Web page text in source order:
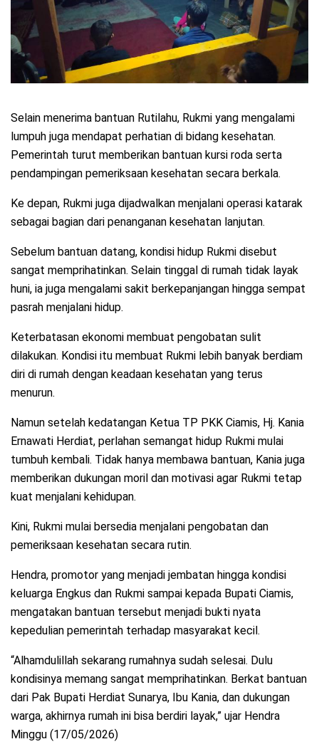
Selain menerima bantuan Rutilahu, Rukmi yang mengalami
lumpuh juga mendapat perhatian di bidang kesehatan.
Pemerintah turut memberikan bantuan kursi roda serta
pendampingan pemeriksaan kesehatan secara berkala.
Ke depan, Rukmi juga dijadwalkan menjalani operasi katarak
sebagai bagian dari penanganan kesehatan lanjutan.
Sebelum bantuan datang, kondisi hidup Rukmi disebut
sangat memprihatinkan. Selain tinggal di rumah tidak layak
huni, ia juga mengalami sakit berkepanjangan hingga sempat
pasrah menjalani hidup.
Keterbatasan ekonomi membuat pengobatan sulit
dilakukan. Kondisi itu membuat Rukmi lebih banyak berdiam
diri di rumah dengan keadaan kesehatan yang terus
menurun.
Namun setelah kedatangan Ketua TP PKK Ciamis, Hj. Kania
Ernawati Herdiat, perlahan semangat hidup Rukmi mulai
tumbuh kembali. Tidak hanya membawa bantuan, Kania juga
memberikan dukungan moril dan motivasi agar Rukmi tetap
kuat menjalani kehidupan.
Kini, Rukmi mulai bersedia menjalani pengobatan dan
pemeriksaan kesehatan secara rutin.
Hendra, promotor yang menjadi jembatan hingga kondisi
keluarga Engkus dan Rukmi sampai kepada Bupati Ciamis,
mengatakan bantuan tersebut menjadi bukti nyata
kepedulian pemerintah terhadap masyarakat kecil.
“Alhamdulillah sekarang rumahnya sudah selesai. Dulu
kondisinya memang sangat memprihatinkan. Berkat bantuan
dari Pak Bupati Herdiat Sunarya, Ibu Kania, dan dukungan
warga, akhirnya rumah ini bisa berdiri layak,” ujar Hendra
Minggu (17/05/2026)